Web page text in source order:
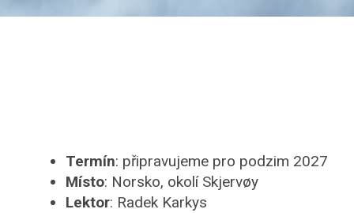
Termín: připravujeme pro podzim 2027
Místo: Norsko, okolí Skjervøy
Lektor: Radek Karkys